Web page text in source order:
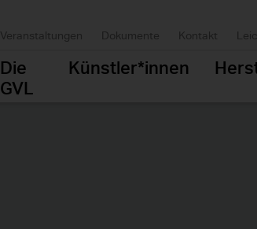
Veranstaltungen Dokumente Kontakt
Die
GVL
Künstler*innen